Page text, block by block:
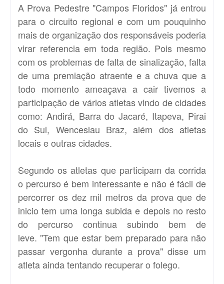
A Prova Pedestre "Campos Floridos" já entrou
para o circuito regional e com um pouquinho
mais de organização dos responsáveis poderia
virar referencia em toda região. Pois mesmo
com os problemas de falta de sinalização, falta
de uma premiação atraente e a chuva que a
todo momento ameaçava a cair tivemos a
participação de vários atletas vindo de cidades
como: Andirá, Barra do Jacaré, Itapeva, Pirai
do Sul, Wenceslau Braz, além dos atletas
locais e outras cidades.
Segundo os atletas que participam da corrida
o percurso é bem interessante e não é fácil de
percorrer os dez mil metros da prova que de
inicio tem uma longa subida e depois no resto
do percurso continua subindo bem de
leve. "Tem que estar bem preparado para não
passar vergonha durante a prova" disse um
atleta ainda tentando recuperar o folego.